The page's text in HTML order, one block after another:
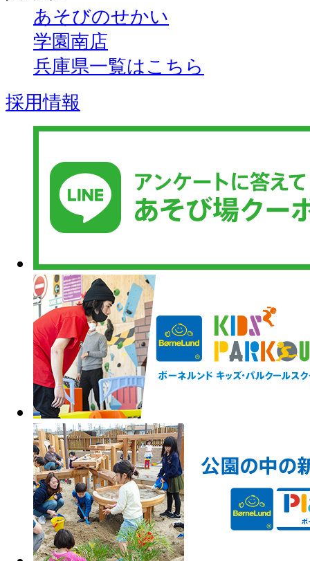
あそびのせかい
学園南店
兵庫県一覧はこちら
採用情報